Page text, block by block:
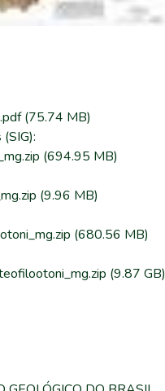
(75.74 MB)
:
(694.95 MB)
(9.96 MB)
(680.56 MB)
(9.87 GB)